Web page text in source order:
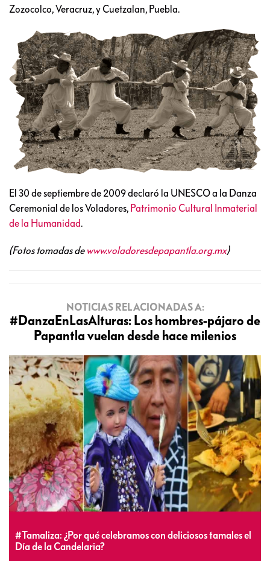
Zozocolco, Veracruz, y Cuetzalan, Puebla.
El 30 de septiembre de 2009 declaró la UNESCO a la Danza
Ceremonial de los Voladores, Patrimonio Cultural Inmaterial
de la Humanidad.
(Fotos tomadas de www.voladoresdepapantla.org.mx)
NOTICIAS RELACIONADAS A:
#DanzaEnLasAlturas: Los hombres-pájaro de
Papantla vuelan desde hace milenios
#Tamaliza: ¿Por qué celebramos con deliciosos tamales el
Día de la Candelaria?